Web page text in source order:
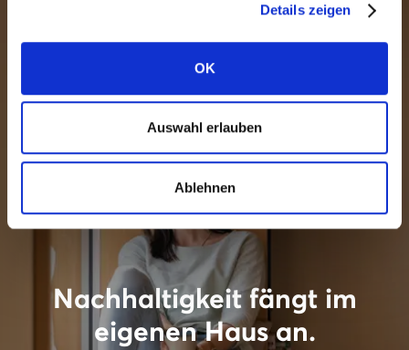
Details zeigen
OK
Auswahl erlauben
Ablehnen
Nachhaltigkeit fängt im
eigenen Haus an.